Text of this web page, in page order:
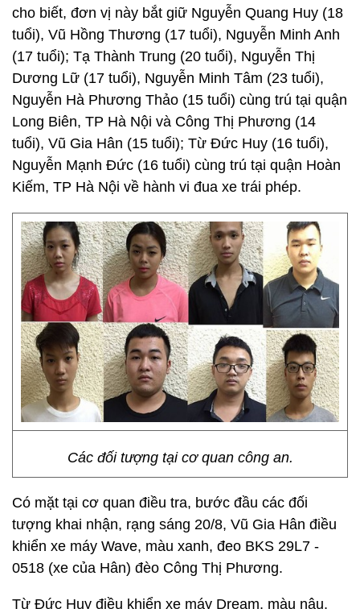
cho biết, đơn vị này bắt giữ Nguyễn Quang Huy (18
tuổi), Vũ Hồng Thương (17 tuổi), Nguyễn Minh Anh
(17 tuổi); Tạ Thành Trung (20 tuổi), Nguyễn Thị
Dương Lữ (17 tuổi), Nguyễn Minh Tâm (23 tuổi),
Nguyễn Hà Phương Thảo (15 tuổi) cùng trú tại quận
Long Biên, TP Hà Nội và Công Thị Phương (14
tuổi), Vũ Gia Hân (15 tuổi); Từ Đức Huy (16 tuổi),
Nguyễn Mạnh Đức (16 tuổi) cùng trú tại quận Hoàn
Kiếm, TP Hà Nội về hành vi đua xe trái phép.
Các đối tượng tại cơ quan công an.
Có mặt tại cơ quan điều tra, bước đầu các đối
tượng khai nhận, rạng sáng 20/8, Vũ Gia Hân điều
khiển xe máy Wave, màu xanh, đeo BKS 29L7 -
0518 (xe của Hân) đèo Công Thị Phương.
Từ Đức Huy điều khiển xe máy Dream, màu nâu,